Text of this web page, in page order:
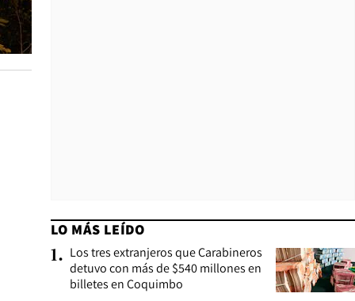
LO MÁS LEÍDO
1. Los tres extranjeros que Carabineros
detuvo con más de $540 millones en
billetes en Coquimbo